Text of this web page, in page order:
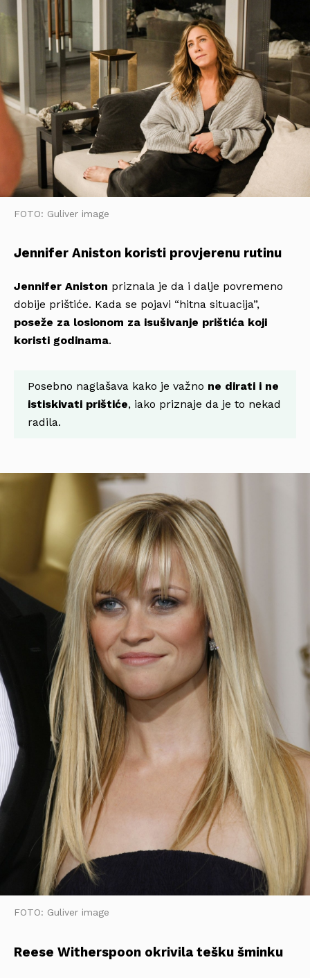
FOTO: Guliver image
Jennifer Aniston koristi provjerenu rutinu
Jennifer Aniston priznala je da i dalje povremeno
dobije prištiće. Kada se pojavi “hitna situacija”,
poseže za losionom za isušivanje prištića koji
koristi godinama.
Posebno naglašava kako je važno ne dirati i ne
istiskivati prištiće, iako priznaje da je to nekad
radila.
FOTO: Guliver image
Reese Witherspoon okrivila tešku šminku